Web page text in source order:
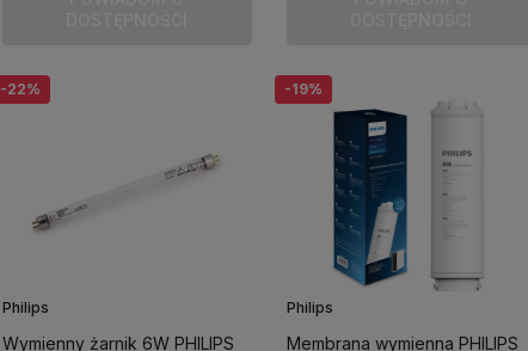
Philips
Wymienny żarnik 6W PHILIPS
-22%
Philips
Membrana wymienna PHILIPS
-19%